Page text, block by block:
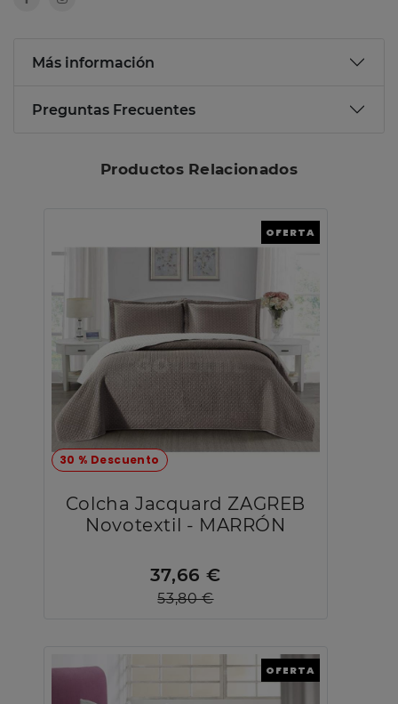
Más información
Preguntas Frecuentes
Productos Relacionados
30 % Descuento
OFERTA
Colcha Jacquard ZAGREB
Novotextil - MARRÓN
37,66 €
53,80 €
OFERTA